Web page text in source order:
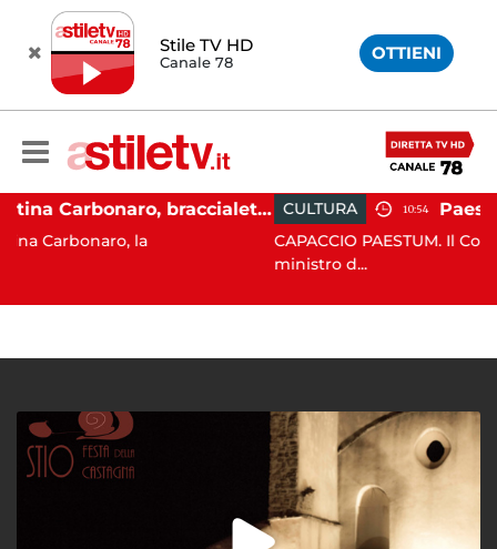
Stile TV HD
Canale 78 OTTIENI
Martina Carbonaro, braccialetto elettronico per i genitori della 14enne uccisa dall'ex
la
CULTURA 10:54
CAPACCIO PAESTUM. Il Codancos lancia